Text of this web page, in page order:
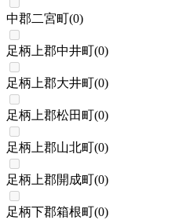
中郡二宮町(0)
足柄上郡中井町(0)
足柄上郡大井町(0)
足柄上郡松田町(0)
足柄上郡山北町(0)
足柄上郡開成町(0)
足柄下郡箱根町(0)